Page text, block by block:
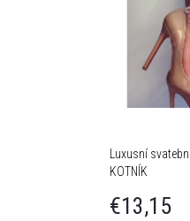
Luxusní
KOTNÍK
€13,15